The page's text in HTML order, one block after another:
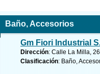
Baño, Accesorios
Gm Fiori Industrial
Dirección: Calle La Milla,
Clasificación: Baño,